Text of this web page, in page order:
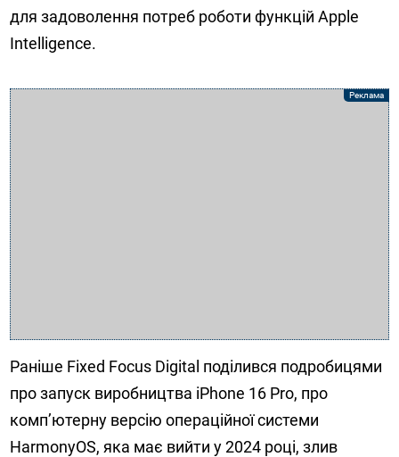
для задоволення потреб роботи функцій Apple
Intelligence.
Раніше Fixed Focus Digital поділився подробицями
про запуск виробництва iPhone 16 Pro, про
комп’ютерну версію операційної системи
HarmonyOS, яка має вийти у 2024 році, злив